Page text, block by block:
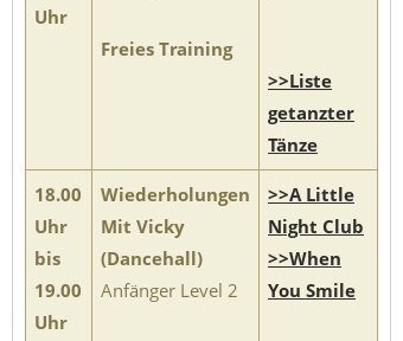
Uhr
Freies Training
>>Liste
getanzter
Tänze
18.00
Uhr
bis
19.00
Uhr
Wiederholungen
Mit Vicky
(Dancehall)
Anfänger Level 2
>>A Little
Night Club
>>When
You Smile